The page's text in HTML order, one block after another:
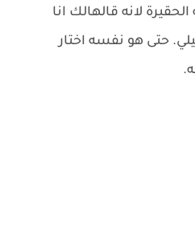
لانه قالهالك انا
حتى هو نفسه اختار